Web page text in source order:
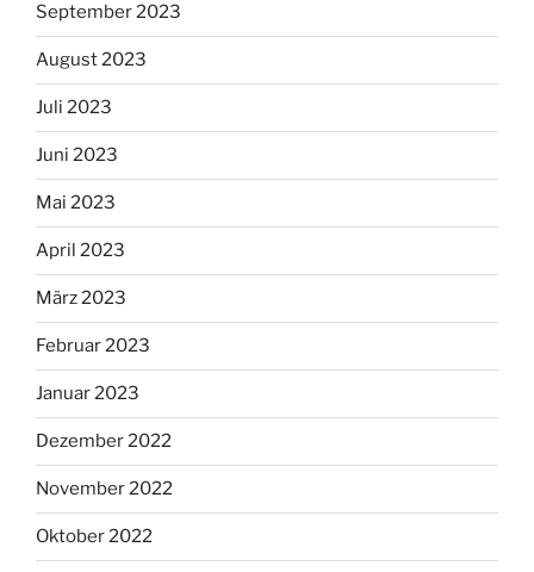
September 2023
August 2023
Juli 2023
Juni 2023
Mai 2023
April 2023
März 2023
Februar 2023
Januar 2023
Dezember 2022
November 2022
Oktober 2022